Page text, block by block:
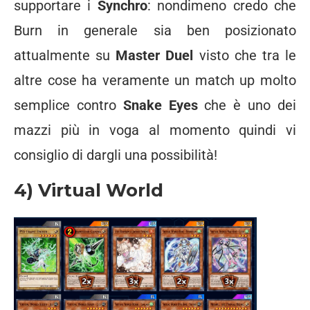
supportare i Synchro: nondimeno credo che
Burn in generale sia ben posizionato
attualmente su Master Duel visto che tra le
altre cose ha veramente un match up molto
semplice contro Snake Eyes che è uno dei
mazzi più in voga al momento quindi vi
consiglio di dargli una possibilità!
4) Virtual World